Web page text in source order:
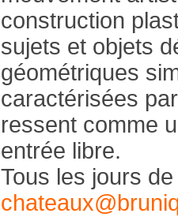
construction
sujets et objets
géométriques
caractérisées
ressent comme
entrée libre.
Tous les jours